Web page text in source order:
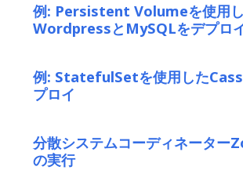
例: Persistent Volumeを使用
WordpressとMySQLをデプロ
例: StatefulSetを使用した
プロイ
分散システムコーディネーター
の実行